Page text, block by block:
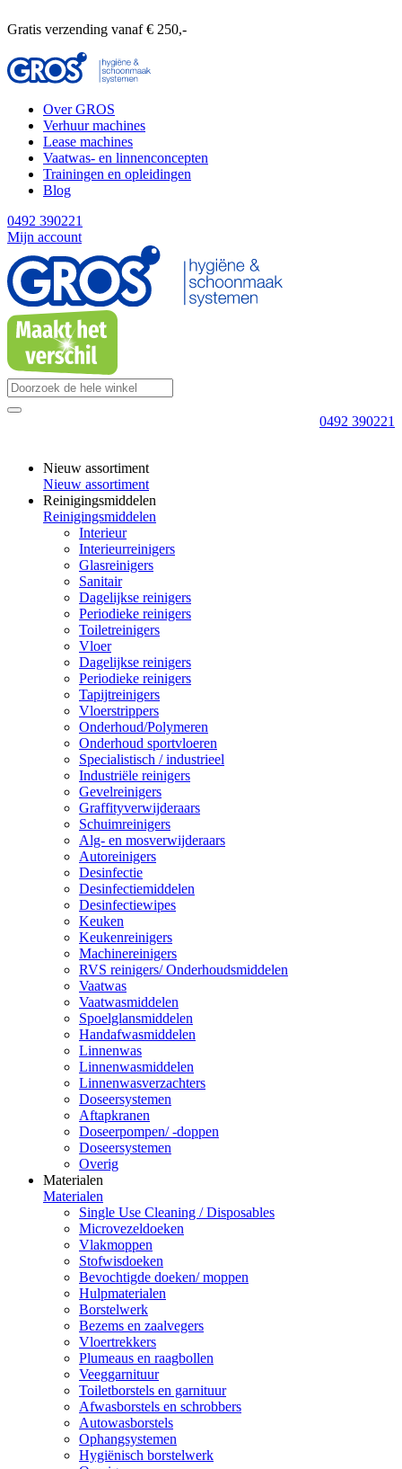
Gratis verzending vanaf € 250,-
Over GROS
Verhuur machines
Lease machines
Vaatwas- en linnenconcepten
Trainingen en opleidingen
Blog
0492 390221
Mijn account
0492 390221
Nieuw assortiment
Nieuw assortiment
Reinigingsmiddelen
Reinigingsmiddelen
Interieur
Interieurreinigers
Glasreinigers
Sanitair
Dagelijkse reinigers
Periodieke reinigers
Toiletreinigers
Vloer
Dagelijkse reinigers
Periodieke reinigers
Tapijtreinigers
Vloerstrippers
Onderhoud/Polymeren
Onderhoud sportvloeren
Specialistisch / industrieel
Industriële reinigers
Gevelreinigers
Graffityverwijderaars
Schuimreinigers
Alg- en mosverwijderaars
Autoreinigers
Desinfectie
Desinfectiemiddelen
Desinfectiewipes
Keuken
Keukenreinigers
Machinereinigers
RVS reinigers/ Onderhoudsmiddelen
Vaatwas
Vaatwasmiddelen
Spoelglansmiddelen
Handafwasmiddelen
Linnenwas
Linnenwasmiddelen
Linnenwasverzachters
Doseersystemen
Aftapkranen
Doseerpompen/ -doppen
Doseersystemen
Overig
Materialen
Materialen
Single Use Cleaning / Disposables
Microvezeldoeken
Vlakmoppen
Stofwisdoeken
Bevochtigde doeken/ moppen
Hulpmaterialen
Borstelwerk
Bezems en zaalvegers
Vloertrekkers
Plumeaus en raagbollen
Veeggarnituur
Toiletborstels en garnituur
Afwasborstels en schrobbers
Autowasborstels
Ophangsystemen
Hygiënisch borstelwerk